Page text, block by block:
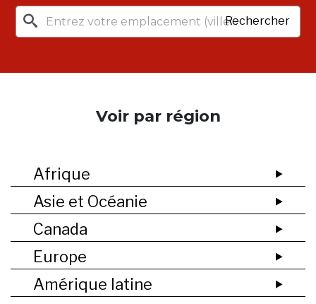
Rechercher
Voir par région
Afrique
Asie et Océanie
Canada
Europe
Amérique latine